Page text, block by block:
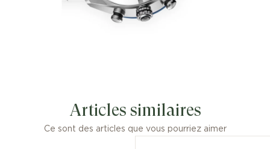
Articles similaires
Ce sont des articles que vous pourriez aimer